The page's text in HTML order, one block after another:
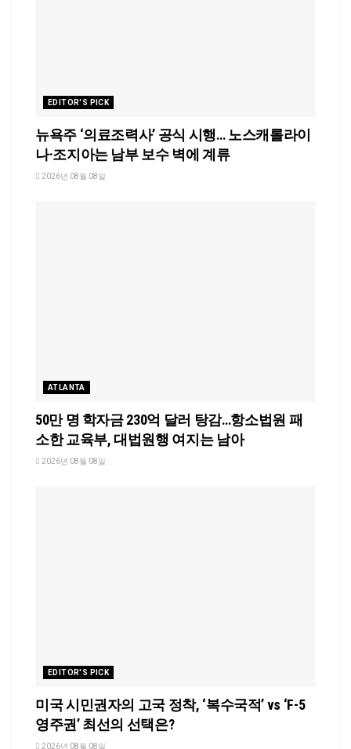
EDITOR'S PICK
뉴욕주 ‘의료조력사’ 공식 시행… 노스캐롤라이
나·조지아는 남부 보수 벽에 계류
2026년 08월 08일
ATLANTA
50만 명 학자금 230억 달러 탕감…항소법원 패
소한 교육부, 대법원행 여지는 남아
2026년 08월 08일
EDITOR'S PICK
미국 시민권자의 고국 정착, ‘복수국적’ vs ‘F-5
영주권’ 최선의 선택은?
2026년 08월 08일